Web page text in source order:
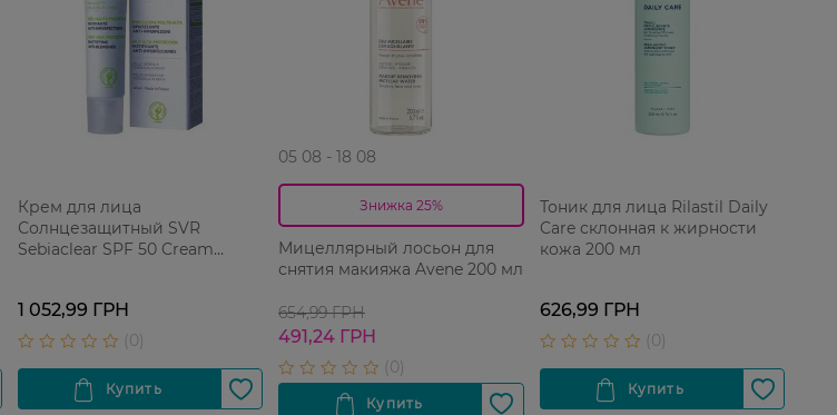
Крем для лица
Солнцезащитный SVR
Sebiaclear SPF 50 Cream
1 052,99 ГРН
05 08 - 18 08
Знижка 25%
Мицеллярный лосьон для
снятия макияжа Avene 200 мл
654,99 ГРН
491,24 ГРН
Тоник для лица Rilastil Daily
Care склонная к жирности
кожа 200 мл
626,99 ГРН